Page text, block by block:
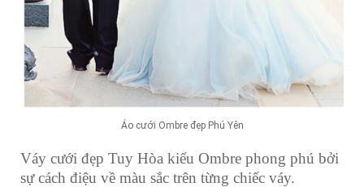
Áo cưới Ombre đẹp Phú Yên
Váy cưới đẹp Tuy Hòa kiểu Ombre phong phú bởi
sự cách điệu về màu sắc trên từng chiếc váy.